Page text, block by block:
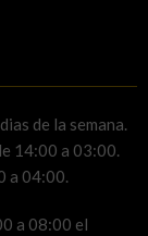
de la semana.
14:00 a 03:00.
a 04:00.
a 08:00 el